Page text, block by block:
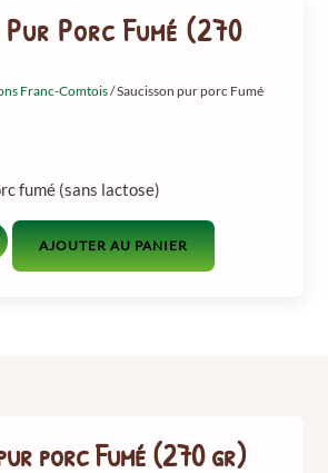
Porc Fumé (270
Franc-Comtois/ Saucisson pur porc Fumé
fumé (sans lactose)
AJOUTER AU PANIER
porc Fumé (270 gr)